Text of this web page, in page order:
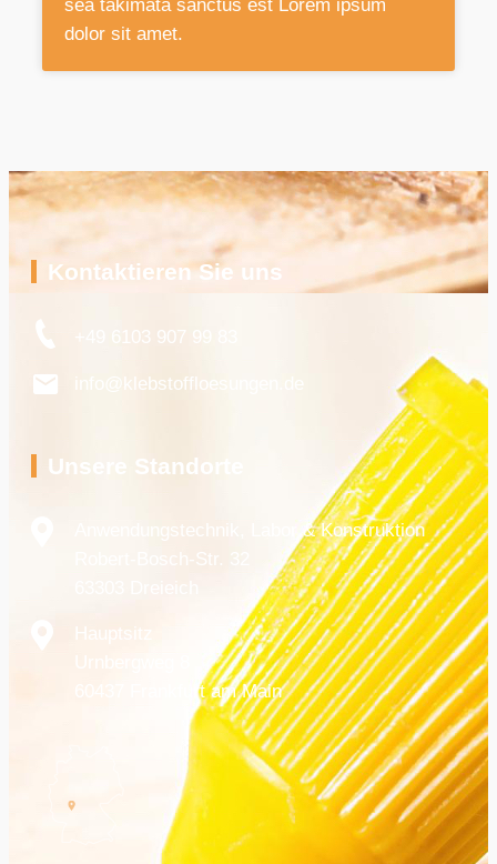
sea takimata sanctus est Lorem ipsum
dolor sit amet.
Kontaktieren Sie uns
+49 6103 907 99 83
info@klebstoffloesungen.de
Unsere Standorte
Anwendungstechnik, Labor & Konstruktion
Robert-Bosch-Str. 32
63303 Dreieich
Hauptsitz
60437 Frankfurt am Main